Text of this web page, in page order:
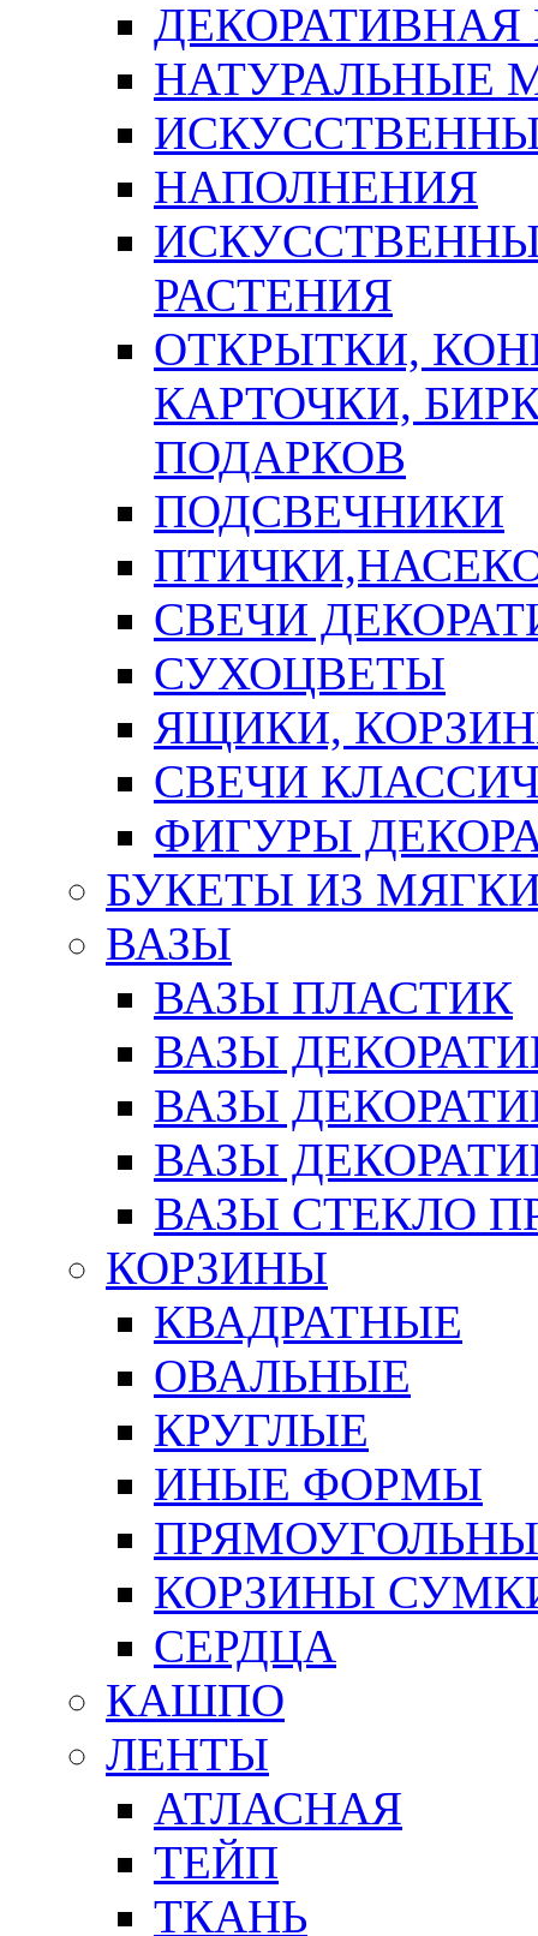
ДЕКОРАТИВНАЯ
НАТУРАЛЬНЫЕ
НАПОЛНЕНИЯ
РАСТЕНИЯ
ОТКРЫТКИ,
КАРТОЧКИ,
ПОДАРКОВ
ПОДСВЕЧНИКИ
СВЕЧИ
СУХОЦВЕТЫ
ЯЩИКИ,
СВЕЧИ
ФИГУРЫ
БУКЕТЫ ИЗ
ВАЗЫ
ВАЗЫ ПЛАСТИК
ВАЗЫ
ВАЗЫ
ВАЗЫ
ВАЗЫ СТЕКЛО
КОРЗИНЫ
КВАДРАТНЫЕ
ОВАЛЬНЫЕ
КРУГЛЫЕ
ИНЫЕ ФОРМЫ
КОРЗИНЫ
СЕРДЦА
КАШПО
ЛЕНТЫ
АТЛАСНАЯ
ТЕЙП
ТКАНЬ